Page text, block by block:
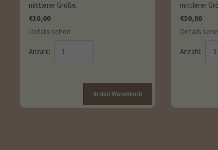
mittlerer Größe.
€30,00
Details sehen
Anzahl:
mittlerer
€30,00
Details
Anzahl: